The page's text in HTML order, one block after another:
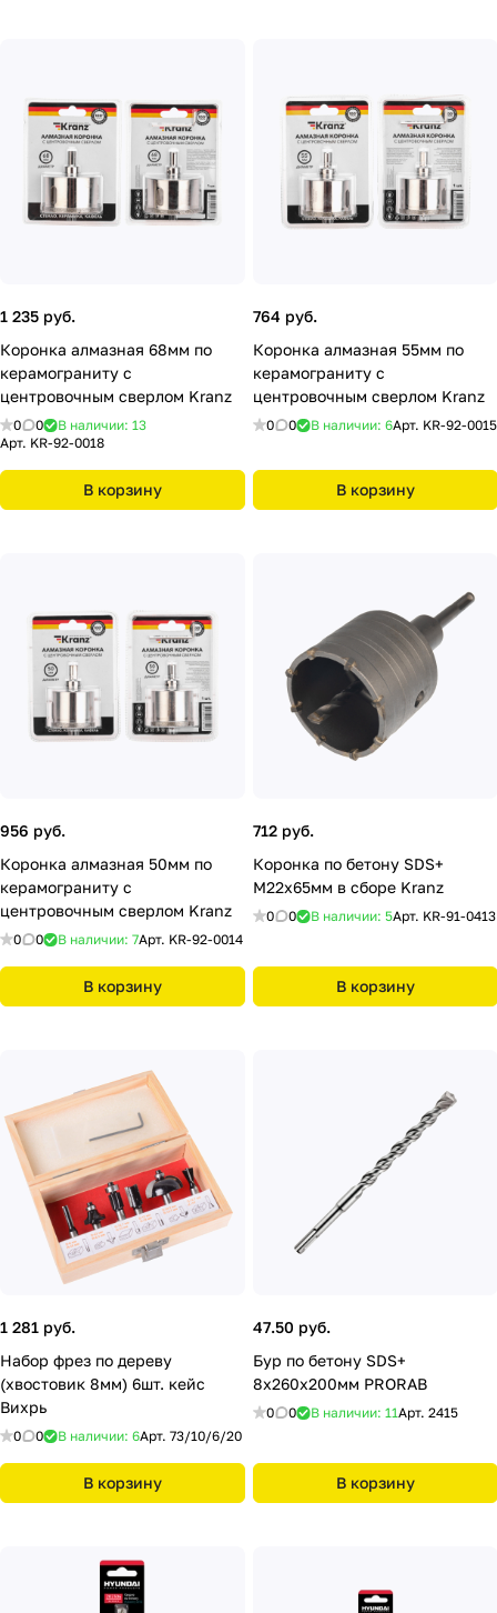
1 235 руб.
Коронка алмазная 68мм по
керамограниту с
центровочным сверлом Kranz
0 0
В наличии: 13
Арт. KR-92-0018
В корзину
764 руб.
Коронка алмазная 55мм по
керамограниту с
центровочным сверлом Kranz
0 0 В наличии: 6Арт. KR-92-0015
В корзину
956 руб.
Коронка алмазная 50мм по
керамограниту с
центровочным сверлом Kranz
0 0 В наличии: 7Арт. KR-92-0014
В корзину
712 руб.
Коронка по бетону SDS+
М22х65мм в сборе Kranz
0 0 В наличии: 5Арт. KR-91-0413
В корзину
1 281 руб.
Набор фрез по дереву
(хвостовик 8мм) 6шт. кейс
Вихрь
0 0 В наличии: 6Арт. 73/10/6/20
В корзину
47.50 руб.
Бур по бетону SDS+
8х260х200мм PRORAB
0 0 В наличии: 11Арт. 2415
В корзину